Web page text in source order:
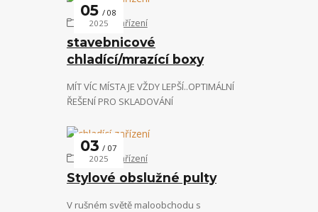
stavebnicové
chladící/mrazící boxy
05
08
2025
chladící zařízení
MÍT VÍC MÍSTA JE VŽDY LEPŠÍ..OPTIMÁLNÍ
ŘEŠENÍ PRO SKLADOVÁNÍ
Stylové obslužné pulty
03
07
2025
chladící zařízení
V rušném světě maloobchodu s